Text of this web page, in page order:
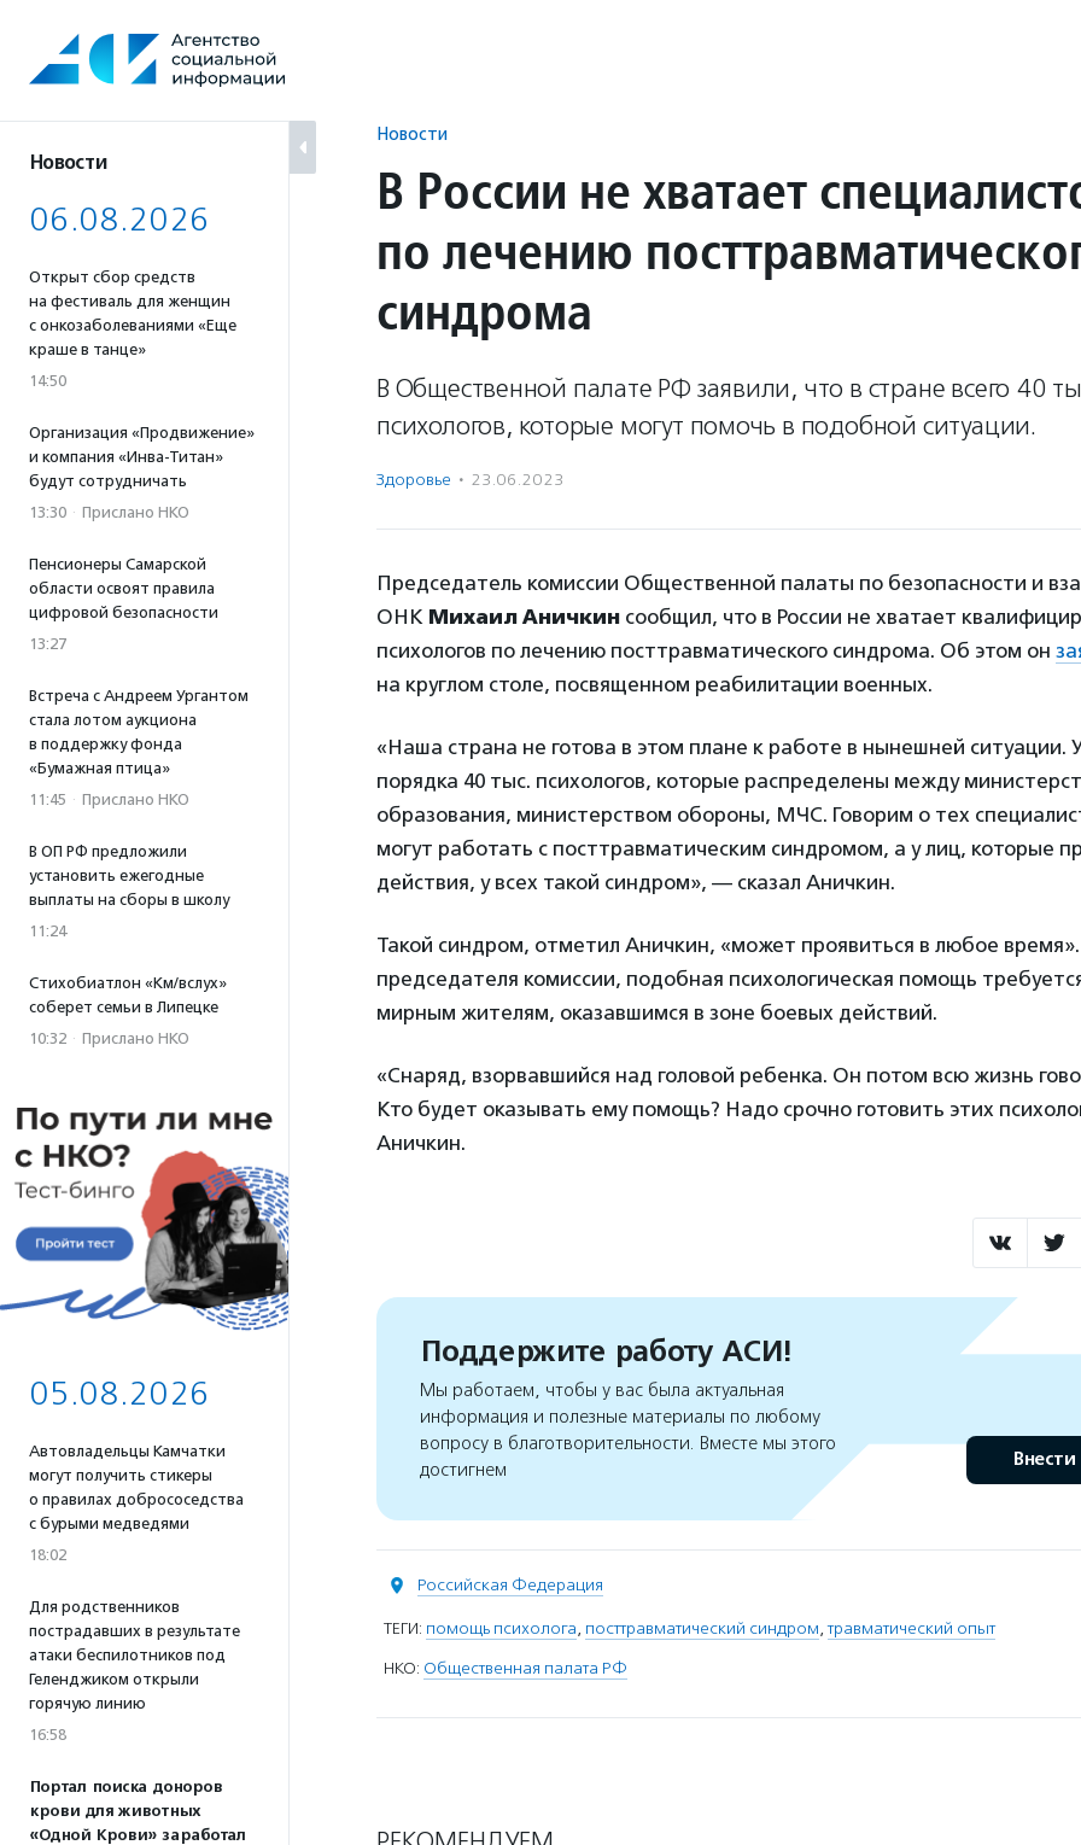
содержанию
Новости
06.08.2026
Открыт сбор средств
на фестиваль для женщин
с онкозаболеваниями «Еще
краше в танце»
14:50
Организация «Продвижение»
и компания «Инва-Титан»
будут сотрудничать
13:30 · Прислано НКО
Пенсионеры Самарской
области освоят правила
цифровой безопасности
13:27
Встреча с Андреем Ургантом
стала лотом аукциона
в поддержку фонда
«Бумажная птица»
11:45 · Прислано НКО
В ОП РФ предложили
установить ежегодные
выплаты на сборы в школу
11:24
Стихобиатлон «Км/вслух»
соберет семьи в Липецке
10:32 · Прислано НКО
05.08.2026
Автовладельцы Камчатки
могут получить стикеры
о правилах добрососедства
с бурыми медведями
18:02
Для родственников
пострадавших в результате
атаки беспилотников под
Геленджиком открыли
горячую линию
16:58
Портал поиска доноров
крови для животных
«Одной Крови» заработал
Новости
В России не хватает
по лечению
синдрома
В Общественной палате РФ заявили, что в стране всего 40
психологов, которые могут помочь в подобной ситуации.
Здоровье · 23.06.2023
Председатель комиссии Общественной палаты по безопасности и
ОНК Михаил Аничкин сообщил, что в России не хватает
психологов по лечению посттравматического синдрома. Об этом он
на круглом столе, посвященном реабилитации военных.
«Наша страна не готова в этом плане к работе в нынешней ситуации.
порядка 40 тыс. психологов, которые распределены между
образования, министерством обороны, МЧС. Говорим о тех
могут работать с посттравматическим синдромом, а у лиц, которые
действия, у всех такой синдром», — сказал Аничкин.
Такой синдром, отметил Аничкин, «может проявиться в любое
председателя комиссии, подобная психологическая помощь
мирным жителям, оказавшимся в зоне боевых действий.
«Снаряд, взорвавшийся над головой ребенка. Он потом всю жизнь
Кто будет оказывать ему помощь? Надо срочно готовить этих
Аничкин.
Поддержите работу АСИ!
Мы работаем, чтобы у вас была актуальная
информация и полезные материалы по любому
вопросу в благотворительности. Вместе мы этого
достигнем
Внести
Российская Федерация
ТЕГИ: помощь психолога, посттравматический синдром,травматический опыт
НКО: Общественная палата РФ